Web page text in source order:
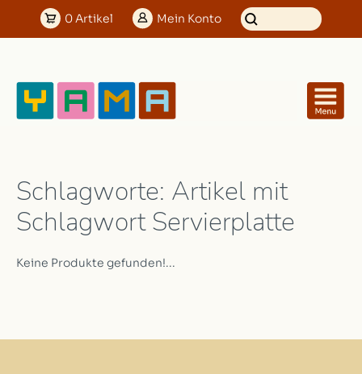
0Artikel Mein Konto
Schlagworte: Artikel mit
Schlagwort Servierplatte
Keine Produkte gefunden!...